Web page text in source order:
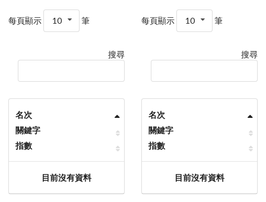
每頁顯示 10 筆
搜尋
名次
關鍵字
指數
目前沒有資料
每頁顯示 10 筆
搜尋
名次
關鍵字
指數
目前沒有資料